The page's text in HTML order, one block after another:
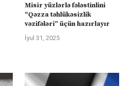
Misir yüzlərlə fələstinlini
“Qəzza təhlükəsizlik
vəzifələri” üçün hazırlayır
İyul 31, 2025